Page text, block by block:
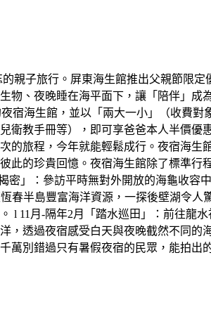
親子旅行。屏東海生館推出父親節限
物、夜晚睡在海平面下，讓「陪伴」
宿海生館，並以「兩大一小」（收費
教手冊等），即可享爸爸本人半價優
旅程，今年就能輕鬆成行。夜宿海生
的珍貴回憶。夜宿海生館除了標準行
」：參訪平時無對外開放的海龜收容
半島豐富海洋資源，一探後壁湖令人
11月-隔年2月「踏水巡田」：前往龍
透過夜宿感受白天與夜晚截然不同的
別錯過只有暑假夜宿的民眾，能拍出